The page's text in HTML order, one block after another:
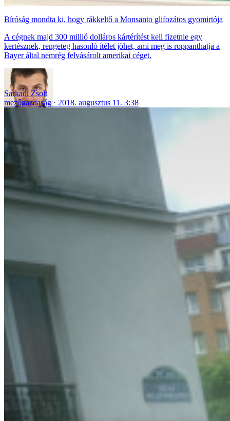
Bíróság mondta ki, hogy rákkeltő a Monsanto glifozátos gyomirtója
A cégnek majd 300 millió dolláros kártérítést kell fizetnie egy
kertésznek, rengeteg hasonló ítélet jöhet, ami meg is roppanthatja a
Bayer által nemrég felvásárolt amerikai céget.
Sarkadi Zsolt
mezőgazdaság
2018. augusztus 11. 3:38